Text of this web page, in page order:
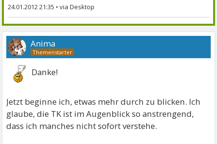
24.01.2012 21:35 •
Anima
Danke!
Jetzt beginne ich, etwas mehr durch zu blicken. Ich
glaube, die TK ist im Augenblick so anstrengend,
dass ich manches nicht sofort verstehe.